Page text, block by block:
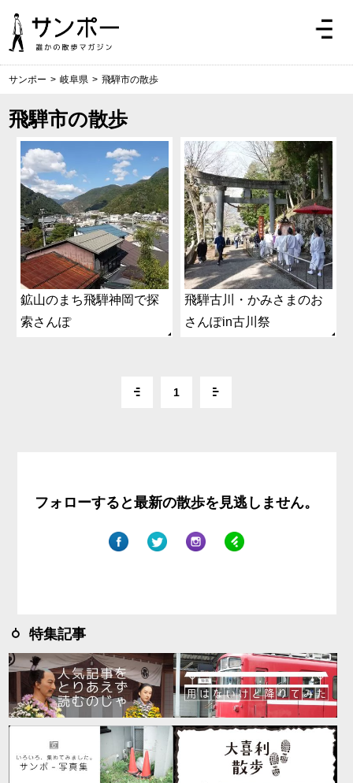
サンポー > 岐阜県 > 飛騨市の散歩
飛騨市の散歩
鉱山のまち飛騨神岡で探
索さんぽ
飛騨古川・かみさまのお
さんぽin古川祭
1
フォローすると最新の散歩を見逃しません。
特集記事